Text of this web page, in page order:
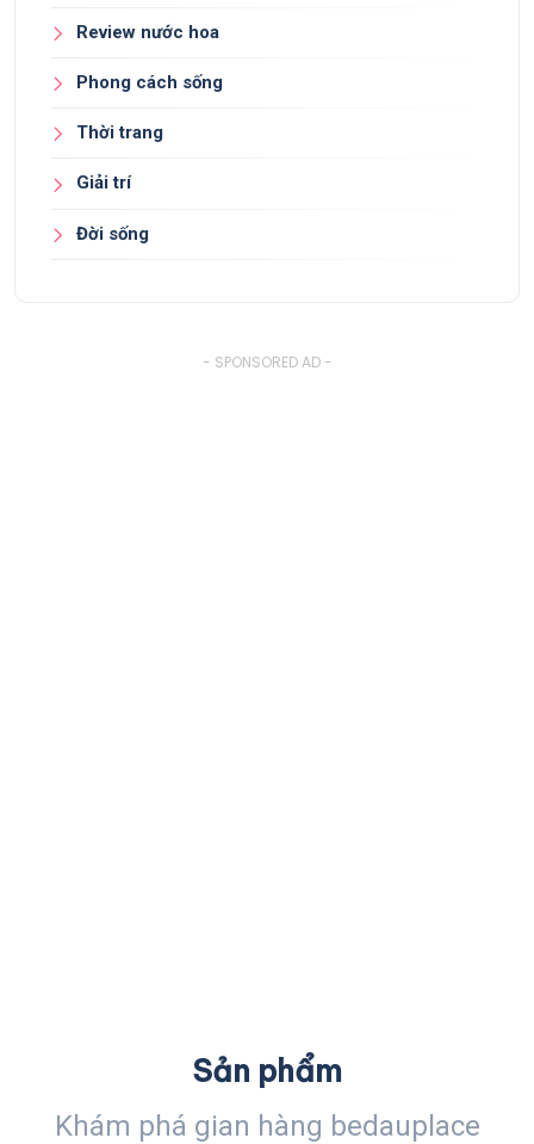
Review nước hoa
Phong cách sống
Thời trang
Giải trí
Đời sống
- SPONSORED AD -
Sản phẩm
Khám phá gian hàng bedauplace